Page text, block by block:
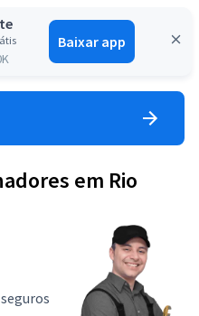
Baixar app
Entrar
em Rio